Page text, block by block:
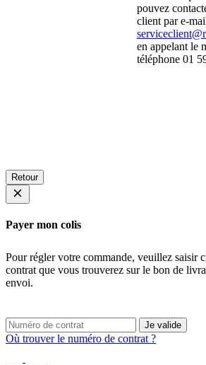
pouvez
client par e-
en appelant le
téléphone 01
Retour
Payer mon colis
Pour régler votre commande, veuillez saisir
contrat que vous trouverez sur le bon de
envoi.
Je valide
Où trouver le numéro de contrat ?